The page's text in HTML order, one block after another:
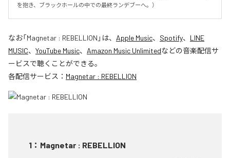
を抱き、ブラックホールの中での最終ランデブーへ。）
なお「Magnetar : REBELLION 」は、 Apple Music、 Spotify、 LINE
MUSIC、 YouTube Music、 Amazon Music Unlimitedなどの音楽配信サ
ービスで聴くことができる。
各配信サービス： Magnetar : REBELLION
1 ： Magnetar : REBELLION